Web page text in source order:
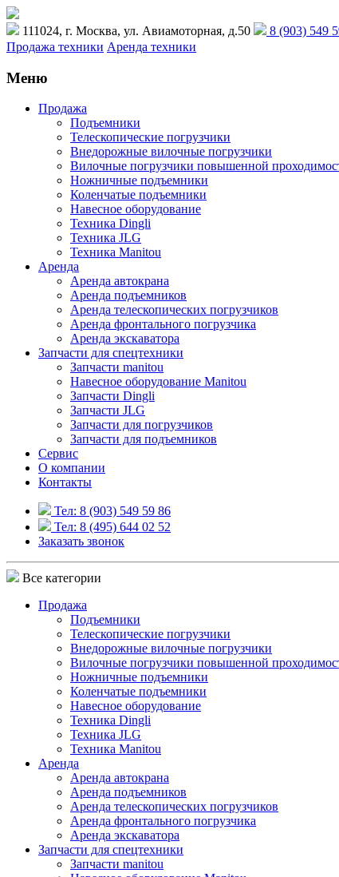
111024, г. Москва, ул. Авиамоторная, д.50 8 (903) 549
Продажа техники Аренда техники
Меню
Продажа
Подъемники
Телескопические погрузчики
Внедорожные вилочные погрузчики
Вилочные погрузчики повышенной
Ножничные подъемники
Коленчатые подъемники
Навесное оборудование
Техника Dingli
Техника JLG
Техника Manitou
Аренда
Аренда автокрана
Аренда подъемников
Аренда телескопических погрузчиков
Аренда фронтального погрузчика
Аренда экскаватора
Запчасти для спецтехники
Запчасти manitou
Навесное оборудование Manitou
Запчасти Dingli
Запчасти JLG
Запчасти для погрузчиков
Запчасти для подъемников
Cервис
О компании
Контакты
Тел: 8 (903) 549 59 86
Тел: 8 (495) 644 02 52
Заказать звонок
Все категории
Продажа
Подъемники
Телескопические погрузчики
Внедорожные вилочные погрузчики
Вилочные погрузчики повышенной
Ножничные подъемники
Коленчатые подъемники
Навесное оборудование
Техника Dingli
Техника JLG
Техника Manitou
Аренда
Аренда автокрана
Аренда подъемников
Аренда телескопических погрузчиков
Аренда фронтального погрузчика
Аренда экскаватора
Запчасти для спецтехники
Запчасти manitou